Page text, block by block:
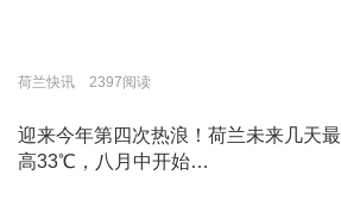
荷兰快讯 2397阅读
迎来今年第四次热浪！荷兰未来几天最
高33℃，八月中开始…